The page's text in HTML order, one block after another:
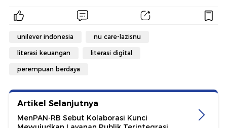
unilever indonesia nu care-lazisnu
literasi keuangan literasi digital
perempuan berdaya
Artikel Selanjutnya
MenPAN-RB Sebut Kolaborasi Kunci